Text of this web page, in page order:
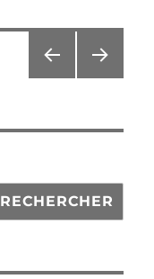
CÉD ANT
RECHERCHER